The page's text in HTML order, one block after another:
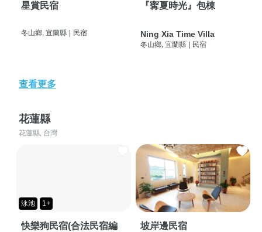
星賞民宿
冬山鄉, 宜蘭縣 民宿
『寗夏時光』包棟
Ning Xia Time Villa
冬山鄉, 宜蘭縣 民宿
查看更多
花蓮縣
花蓮縣, 台灣
泳池 1+
快樂狗民宿(合法民宿編
坡岸邊民宿